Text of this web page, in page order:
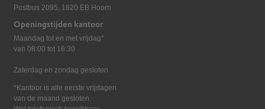
Postbus 2095, 1620 EB Hoorn
Openingstijden kantoor
Maandag tot en met vrijdag*
van 08:00 tot 16:30
Zaterdag en zondag gesloten
*Kantoor is alle eerste vrijdagen
van de maand gesloten.